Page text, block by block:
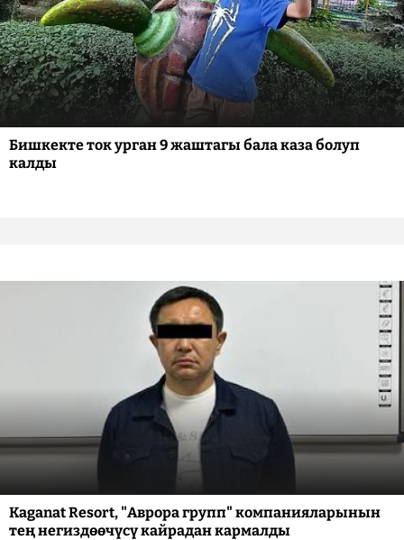
Бишкекте ток урган 9 жаштагы бала каза болуп
калды
Kaganat Resort, "Аврора групп" компанияларынын
тең негиздөөчүсү кайрадан кармалды